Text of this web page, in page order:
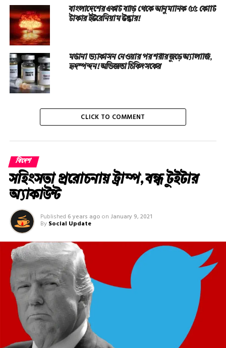
বাংলাদেশের একটি বাড়ি থেকে আনুমানিক ৫৫ কোটি
টাকার ইউরেনিয়াম উদ্ধার!
মর্ডানা ভ্যাকসিন নেওয়ার পর শরীর জুড়ে অ্যালার্জি,
হৃদস্পন্দন! অভিজ্ঞতা চিকিৎসকের
CLICK TO COMMENT
বিদেশ
সহিংসতা প্ররোচনায় ট্রাম্প, বন্ধ টুইটার
অ্যাকাউন্ট
Published 6 years ago on January 9, 2021
By Social Update